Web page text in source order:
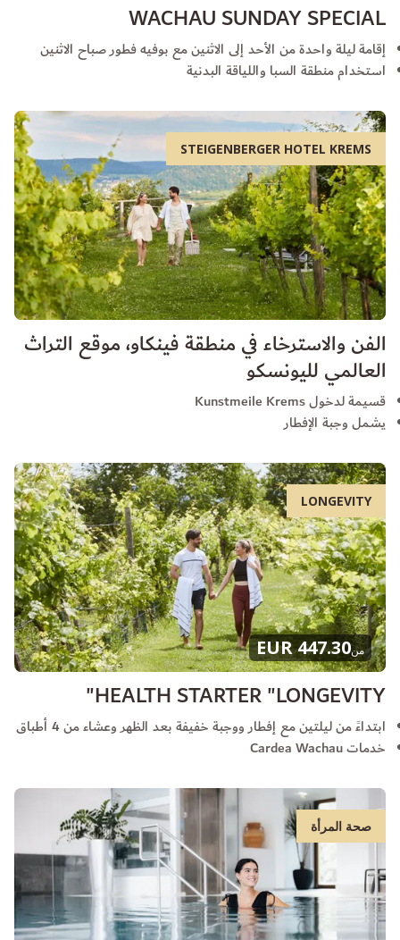
WACHAU SUNDAY SPECIAL
إقامة ليلة واحدة من الأحد إلى الاثنين مع بوفيه فطور صباح الاثنين
استخدام منطقة السبا واللياقة البدنية
STEIGENBERGER HOTEL KREMS
الفن والاسترخاء في منطقة فينكاو، موقع التراث
العالمي لليونسكو
قسيمة لدخول Kunstmeile Krems
يشمل وجبة الإفطار
LONGEVITY
من447.30 EUR
HEALTH STARTER "LONGEVITY"
ابتداءً من ليلتين مع إفطار ووجبة خفيفة بعد الظهر وعشاء من 4 أطباق
خدمات Cardea Wachau
صحة المرأة